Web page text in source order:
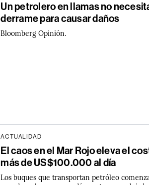
Un petrolero en llamas no
derrame para causar daños
Bloomberg Opinión.
ACTUALIDAD
El caos en el Mar Rojo eleva el
más de US$100.000 al día
Los buques que transportan petróleo